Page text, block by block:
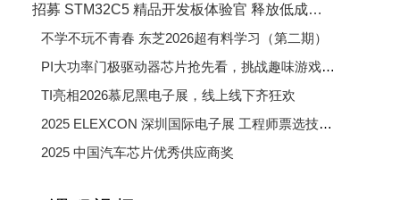
招募 STM32C5 精品开发板体验官 释放低成本、低功耗、高效率开发魅力
不学不玩不青春 东芝2026超有料学习（第二期）
PI大功率门极驱动器芯片抢先看，挑战趣味游戏赢精美好礼
TI亮相2026慕尼黑电子展，线上线下齐狂欢
2025 ELEXCON 深圳国际电子展 工程师票选技术大奖
2025 中国汽车芯片优秀供应商奖